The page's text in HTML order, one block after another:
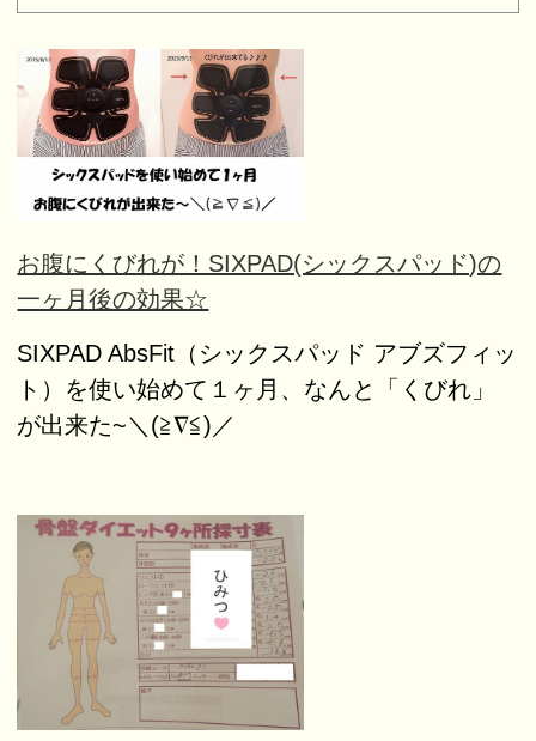
お腹にくびれが！SIXPAD(シックスパッド)の
一ヶ月後の効果☆
SIXPAD AbsFit（シックスパッド アブズフィッ
ト）を使い始めて１ヶ月、なんと「くびれ」
が出来た~＼(≧∇≦)／